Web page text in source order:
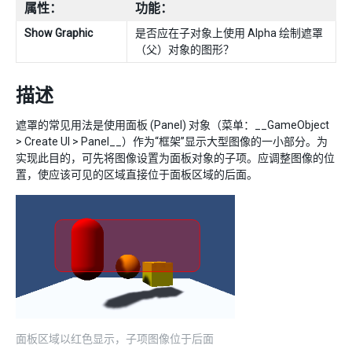
属性： 功能：
Show Graphic
是否应在子对象上使用 Alpha 绘制遮罩
（父）对象的图形？
描述
遮罩的常见用法是使用面板 (Panel) 对象（菜单：__GameObject
> Create UI > Panel__）作为“框架”显示大型图像的一小部分。为
实现此目的，可先将图像设置为面板对象的子项。应调整图像的位
置，使应该可见的区域直接位于面板区域的后面。
面板区域以红色显示，子项图像位于后面